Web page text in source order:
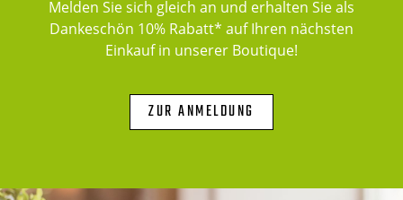
Melden Sie sich gleich an und erhalten Sie als
Dankeschön 10% Rabatt* auf Ihren nächsten
Einkauf in unserer Boutique!
ZUR ANMELDUNG